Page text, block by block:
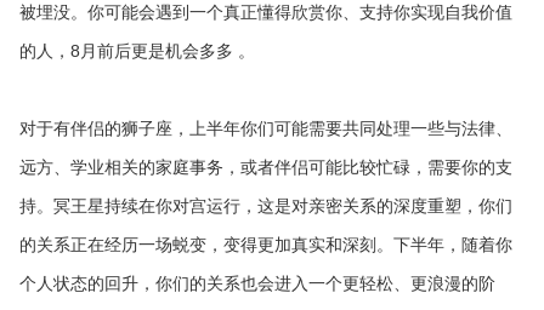
被埋没。你可能会遇到一个真正懂得欣赏你、支持你实现自我价值
的人，8月前后更是机会多多 。
对于有伴侣的狮子座，上半年你们可能需要共同处理一些与法律、
远方、学业相关的家庭事务，或者伴侣可能比较忙碌，需要你的支
持。冥王星持续在你对宫运行，这是对亲密关系的深度重塑，你们
的关系正在经历一场蜕变，变得更加真实和深刻。下半年，随着你
个人状态的回升，你们的关系也会进入一个更轻松、更浪漫的阶